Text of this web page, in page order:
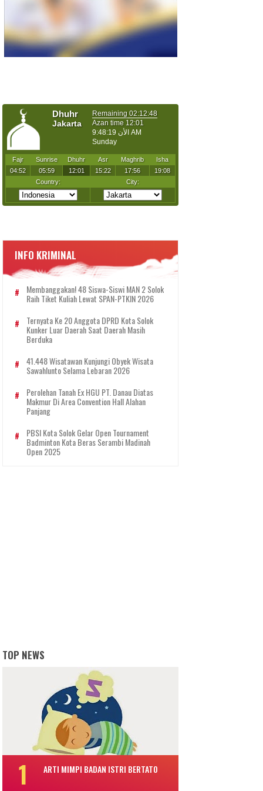
INFO KRIMINAL
Membanggakan! 48 Siswa-Siswi MAN 2 Solok
Raih Tiket Kuliah Lewat SPAN-PTKIN 2026
Ternyata Ke 20 Anggota DPRD Kota Solok
Kunker Luar Daerah Saat Daerah Masih
Berduka
41.448 Wisatawan Kunjungi Obyek Wisata
Sawahlunto Selama Lebaran 2026
Perolehan Tanah Ex HGU PT. Danau Diatas
Makmur Di Area Convention Hall Alahan
Panjang
PBSI Kota Solok Gelar Open Tournament
Badminton Kota Beras Serambi Madinah
Open 2025
TOP NEWS
ARTI MIMPI BADAN ISTRI BERTATO